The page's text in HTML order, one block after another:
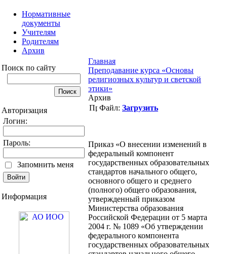
Нормативные
документы
Учителям
Родителям
Архив
Поиск по сайту
Авторизация
Логин:
Пароль:
Запомнить меня
Информация
Главная
Преподавание курса «Основы
религиозных культур и светской
этики»
Архив
Файл: Загрузить
Приказ «О внесении изменений в
федеральный компонент
государственных образовательных
стандартов начального общего,
основного общего и среднего
(полного) общего образования,
утвержденный приказом
Министерства образования
Российской Федерации от 5 марта
2004 г. № 1089 «Об утверждении
федерального компонента
государственных образовательных